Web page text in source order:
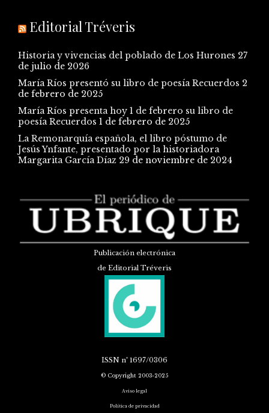
Editorial Tréveris
Historia y vivencias del poblado de Los Hurones 27
de julio de 2026
María Ríos presentó su libro de poesía Recuerdos 2
de febrero de 2025
María Ríos presenta hoy 1 de febrero su libro de
poesía Recuerdos 1 de febrero de 2025
La Remonarquía española, el libro póstumo de
Jesús Ynfante, presentado por la historiadora
Margarita García Díaz 29 de noviembre de 2024
Publicación electrónica
de Editorial Tréveris
ISSN nº 1697/0306
© Copyright 2003-2025
Aviso legal
Política de privacidad